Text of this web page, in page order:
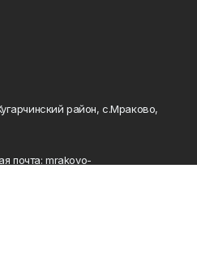
район, с.Мраково,
почта: mrakovo-